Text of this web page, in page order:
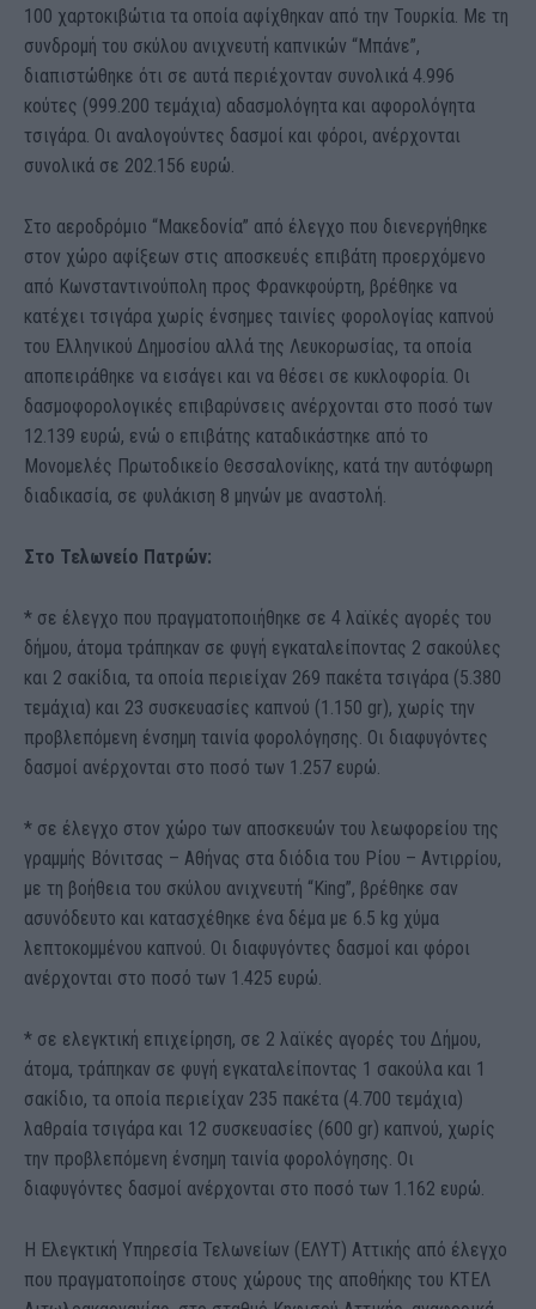
100 χαρτοκιβώτια τα οποία αφίχθηκαν από την Τουρκία. Με τη
συνδρομή του σκύλου ανιχνευτή καπνικών “Μπάνε”,
διαπιστώθηκε ότι σε αυτά περιέχονταν συνολικά 4.996
κούτες (999.200 τεμάχια) αδασμολόγητα και αφορολόγητα
τσιγάρα. Οι αναλογούντες δασμοί και φόροι, ανέρχονται
συνολικά σε 202.156 ευρώ.
Στο αεροδρόμιο “Μακεδονία” από έλεγχο που διενεργήθηκε
στον χώρο αφίξεων στις αποσκευές επιβάτη προερχόμενο
από Κωνσταντινούπολη προς Φρανκφούρτη, βρέθηκε να
κατέχει τσιγάρα χωρίς ένσημες ταινίες φορολογίας καπνού
του Ελληνικού Δημοσίου αλλά της Λευκορωσίας, τα οποία
αποπειράθηκε να εισάγει και να θέσει σε κυκλοφορία. Οι
δασμοφορολογικές επιβαρύνσεις ανέρχονται στο ποσό των
12.139 ευρώ, ενώ ο επιβάτης καταδικάστηκε από το
Μονομελές Πρωτοδικείο Θεσσαλονίκης, κατά την αυτόφωρη
διαδικασία, σε φυλάκιση 8 μηνών με αναστολή.
Στο Τελωνείο Πατρών:
* σε έλεγχο που πραγματοποιήθηκε σε 4 λαϊκές αγορές του
δήμου, άτομα τράπηκαν σε φυγή εγκαταλείποντας 2 σακούλες
και 2 σακίδια, τα οποία περιείχαν 269 πακέτα τσιγάρα (5.380
τεμάχια) και 23 συσκευασίες καπνού (1.150 gr), χωρίς την
προβλεπόμενη ένσημη ταινία φορολόγησης. Οι διαφυγόντες
δασμοί ανέρχονται στο ποσό των 1.257 ευρώ.
* σε έλεγχο στον χώρο των αποσκευών του λεωφορείου της
γραμμής Βόνιτσας – Αθήνας στα διόδια του Ρίου – Αντιρρίου,
με τη βοήθεια του σκύλου ανιχνευτή “King”, βρέθηκε σαν
ασυνόδευτο και κατασχέθηκε ένα δέμα με 6.5 kg χύμα
λεπτοκομμένου καπνού. Οι διαφυγόντες δασμοί και φόροι
ανέρχονται στο ποσό των 1.425 ευρώ.
* σε ελεγκτική επιχείρηση, σε 2 λαϊκές αγορές του Δήμου,
άτομα, τράπηκαν σε φυγή εγκαταλείποντας 1 σακούλα και 1
σακίδιο, τα οποία περιείχαν 235 πακέτα (4.700 τεμάχια)
λαθραία τσιγάρα και 12 συσκευασίες (600 gr) καπνού, χωρίς
την προβλεπόμενη ένσημη ταινία φορολόγησης. Οι
διαφυγόντες δασμοί ανέρχονται στο ποσό των 1.162 ευρώ.
Η Ελεγκτική Υπηρεσία Τελωνείων (ΕΛΥΤ) Αττικής από έλεγχο
που πραγματοποίησε στους χώρους της αποθήκης του ΚΤΕΛ